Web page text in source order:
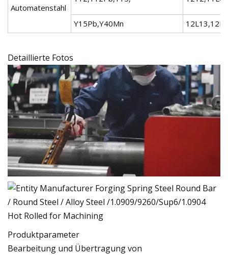
Automatenstahl
Y15Pb,Y40Mn
Detaillierte Fotos
Produktparameter
Bearbeitung und Übertragung von